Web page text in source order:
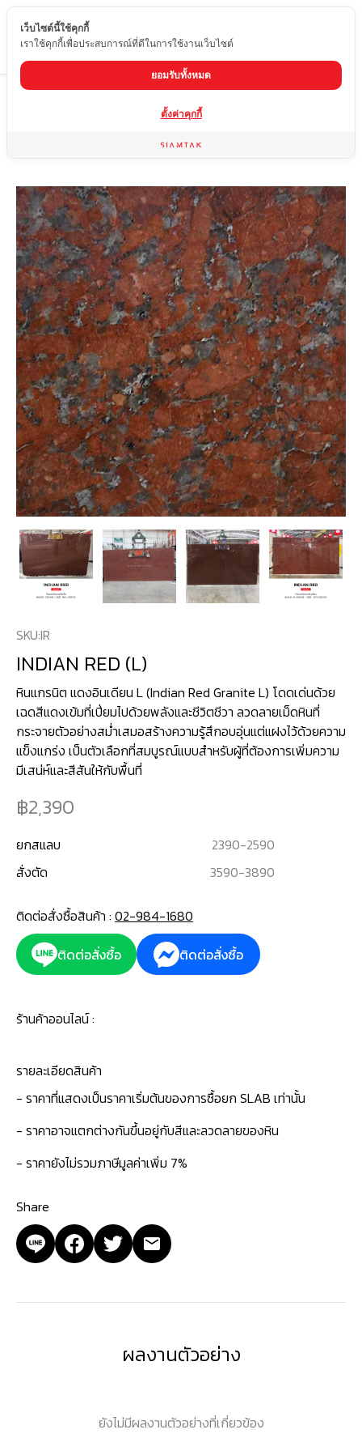
TH
หินแกรนิต
SKU:IR
INDIAN RED (L)
หินแกรนิต แดงอินเดียน L (Indian Red Granite L) โดดเด่นด้วย
เฉดสีแดงเข้มที่เปี่ยมไปด้วยพลังและชีวิตชีวา ลวดลายเม็ดหินที่
กระจายตัวอย่างสม่ำเสมอสร้างความรู้สึกอบอุ่นแต่แฝงไว้ด้วยความ
แข็งแกร่ง เป็นตัวเลือกที่สมบูรณ์แบบสำหรับผู้ที่ต้องการเพิ่มความ
2,390
ยกสแลบ 2390-2590
สั่งตัด
3590-3890
ติดต่อสั่งซื้อสินค้า : 02-984-1680
ติดต่อสั่งซื้อ
ติดต่อสั่งซื้อ
ร้านค้าออนไลน์ :
รายละเอียดสินค้า
- ราคาที่แสดงเป็นราคาเริ่มต้นของการซื้อยก SLAB เท่านั้น
- ราคาอาจแตกต่างกันขึ้นอยู่กับสีและลวดลายของหิน
- ราคายังไม่รวมภาษีมูลค่าเพิ่ม 7%
Share
ผลงานตัวอย่าง
ยังไม่มีผลงานตัวอย่างที่เกี่ยวข้อง
เว็บไซต์นี้ใช้คุกกี้
เราใช้คุกกี้เพื่อประสบการณ์ที่ดีในการใช้งานเว็บไซต์
ยอมรับทั้งหมด
ตั้งค่าคุกกี้